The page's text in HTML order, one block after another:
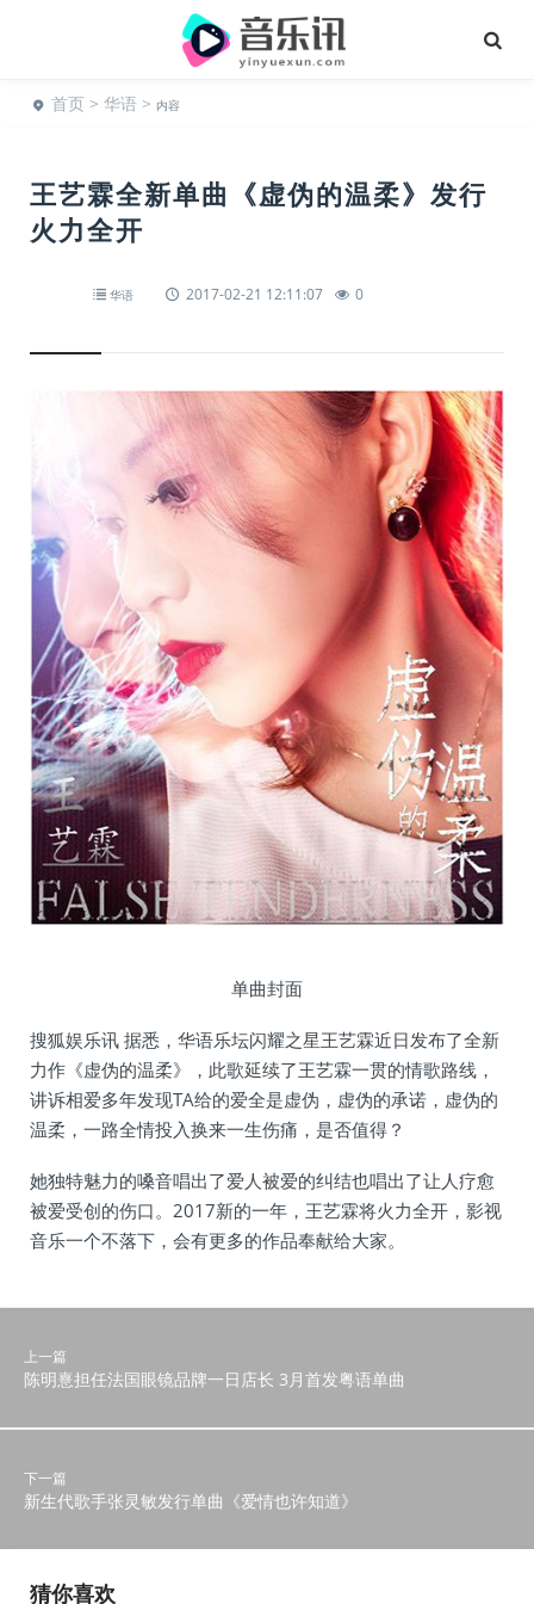
首页 > 华语 > 内容
王艺霖全新单曲《虚伪的温柔》发行
火力全开
华语 2017-02-21 12:11:07 0
单曲封面
搜狐娱乐讯 据悉，华语乐坛闪耀之星王艺霖近日发布了全新
力作《虚伪的温柔》，此歌延续了王艺霖一贯的情歌路线，
讲诉相爱多年发现TA给的爱全是虚伪，虚伪的承诺，虚伪的
温柔，一路全情投入换来一生伤痛，是否值得？
她独特魅力的嗓音唱出了爱人被爱的纠结也唱出了让人疗愈
被爱受创的伤口。2017新的一年，王艺霖将火力全开，影视
音乐一个不落下，会有更多的作品奉献给大家。
上一篇
陈明憙担任法国眼镜品牌一日店长 3月首发粤语单曲
下一篇
新生代歌手张灵敏发行单曲《爱情也许知道》
猜你喜欢